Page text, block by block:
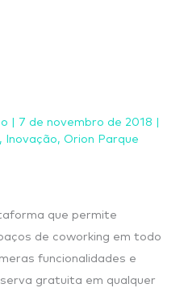
| 7 de novembro de 2018 |
, Inovação, Orion Parque
que permite
de coworking em todo
funcionalidades e
gratuita em qualquer